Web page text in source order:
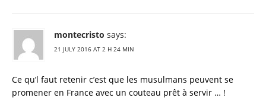
montecristo says:
21 JULY 2016 AT 2 H 24 MIN
Ce qu’l faut retenir c’est que les musulmans peuvent se
promener en France avec un couteau prêt à servir … !